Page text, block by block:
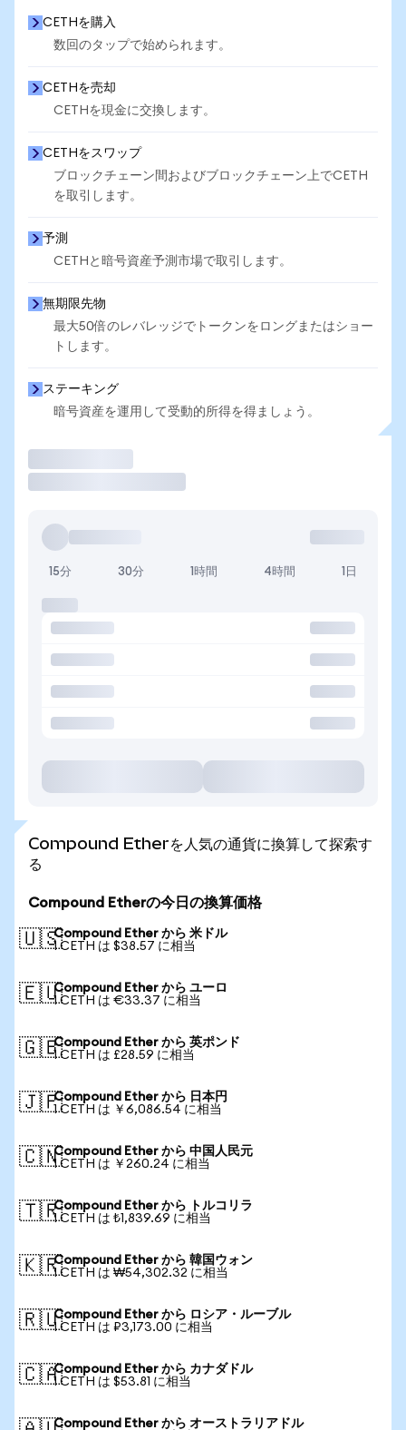
CETHを購入
数回のタップで始められます。
CETHを売却
CETHを現金に交換します。
CETHをスワップ
ブロックチェーン間およびブロックチェーン上でCETH
を取引します。
予測
CETHと暗号資産予測市場で取引します。
無期限先物
最大50倍のレバレッジでトークンをロングまたはショー
トします。
ステーキング
暗号資産を運用して受動的所得を得ましょう。
15分 30分 1時間 4時間 1日
Compound Etherを人気の通貨に換算して探索す
る
Compound Etherの今日の換算価格
🇺🇸Compound Ether から 米ドル
1 CETH は $38.57 に相当
🇪🇺Compound Ether から ユーロ
1 CETH は €33.37 に相当
🇬🇧Compound Ether から 英ポンド
1 CETH は £28.59 に相当
🇯🇵Compound Ether から 日本円
1 CETH は ￥6,086.54 に相当
🇨🇳Compound Ether から 中国人民元
1 CETH は ￥260.24 に相当
🇹🇷Compound Ether から トルコリラ
1 CETH は ₺1,839.69 に相当
🇰🇷Compound Ether から 韓国ウォン
1 CETH は ₩54,302.32 に相当
🇷🇺Compound Ether から ロシア・ルーブル
1 CETH は ₽3,173.00 に相当
🇨🇦Compound Ether から カナダドル
1 CETH は $53.81 に相当
Compound Ether から オーストラリアドル